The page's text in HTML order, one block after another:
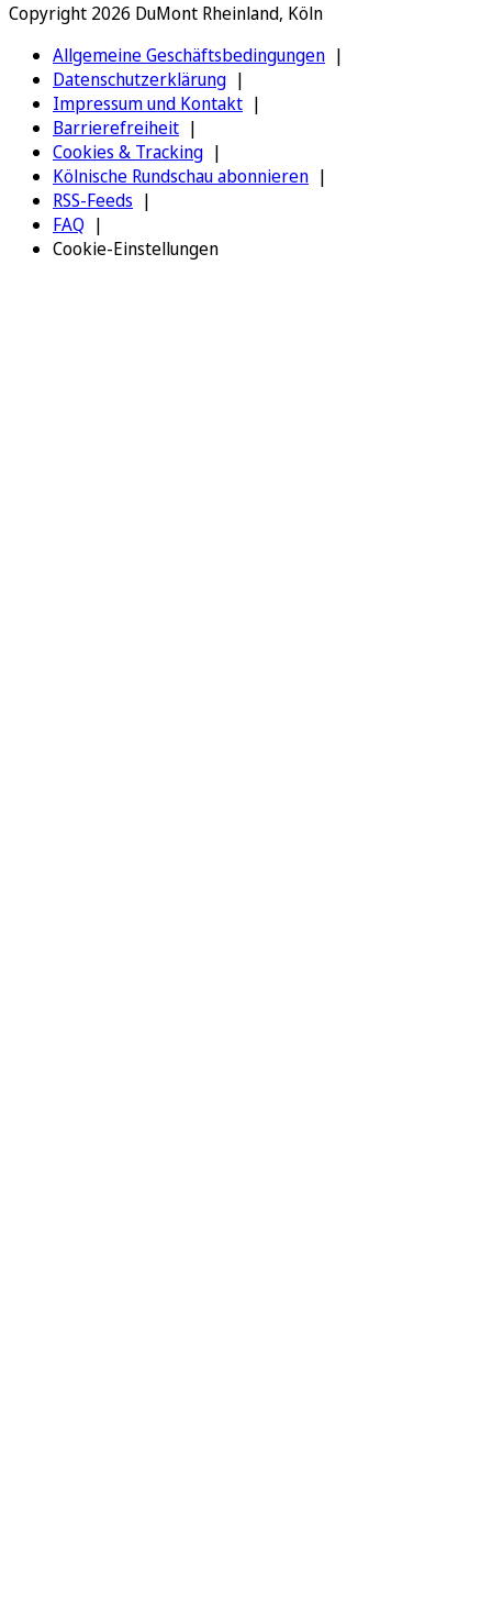
Copyright 2026 DuMont Rheinland, Köln
Allgemeine Geschäftsbedingungen
Datenschutzerklärung
Impressum und Kontakt
Barrierefreiheit
Cookies & Tracking
Kölnische Rundschau abonnieren
RSS-Feeds
FAQ
Cookie-Einstellungen